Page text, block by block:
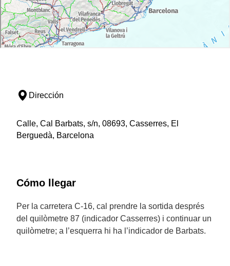
Dirección
Calle, Cal Barbats, s/n, 08693, Casserres, El
Berguedà, Barcelona
Cómo llegar
Per la carretera C-16, cal prendre la sortida després
del quilòmetre 87 (indicador Casserres) i continuar un
quilòmetre; a l’esquerra hi ha l’indicador de Barbats.